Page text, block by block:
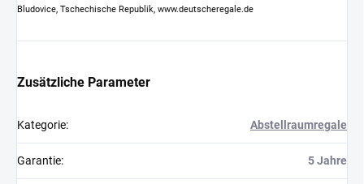
Bludovice, Tschechische Republik, www.deutscheregale.de
Zusätzliche Parameter
Kategorie: Abstellraumregale
Garantie: 5 Jahre